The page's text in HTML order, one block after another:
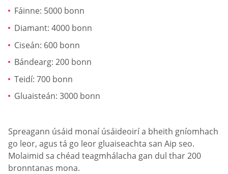
Fáinne: 5000 bonn
Diamant: 4000 bonn
Ciseán: 600 bonn
Bándearg: 200 bonn
Teidí: 700 bonn
Gluaisteán: 3000 bonn
Spreagann úsáid monaí úsáideoirí a bheith gníomhach
go leor, agus tá go leor gluaiseachta san Aip seo.
Molaimid sa chéad teagmhálacha gan dul thar 200
bronntanas mona.